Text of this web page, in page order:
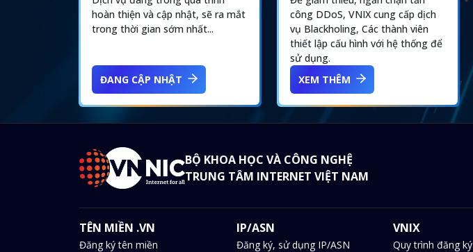
hoàn thiện và cập nhật, sẽ ra mắt
trong thời gian sớm nhất...
ĐANG CẬP NHẬT
công DDoS, VNIX cung cấp dịch
vụ Blackholing, Các thành viên
thiết lập cấu hình với hệ thống để
sử dụng.
XEM THÊM
BỘ KHOA HỌC VÀ CÔNG NGHỆ
TRUNG TÂM INTERNET VIỆT NAM
TÊN MIỀN .VN
Đăng ký tên miền
IP/ASN
Đăng ký, sử dụng IP/ASN
VNIX
Quy trình đăng ký